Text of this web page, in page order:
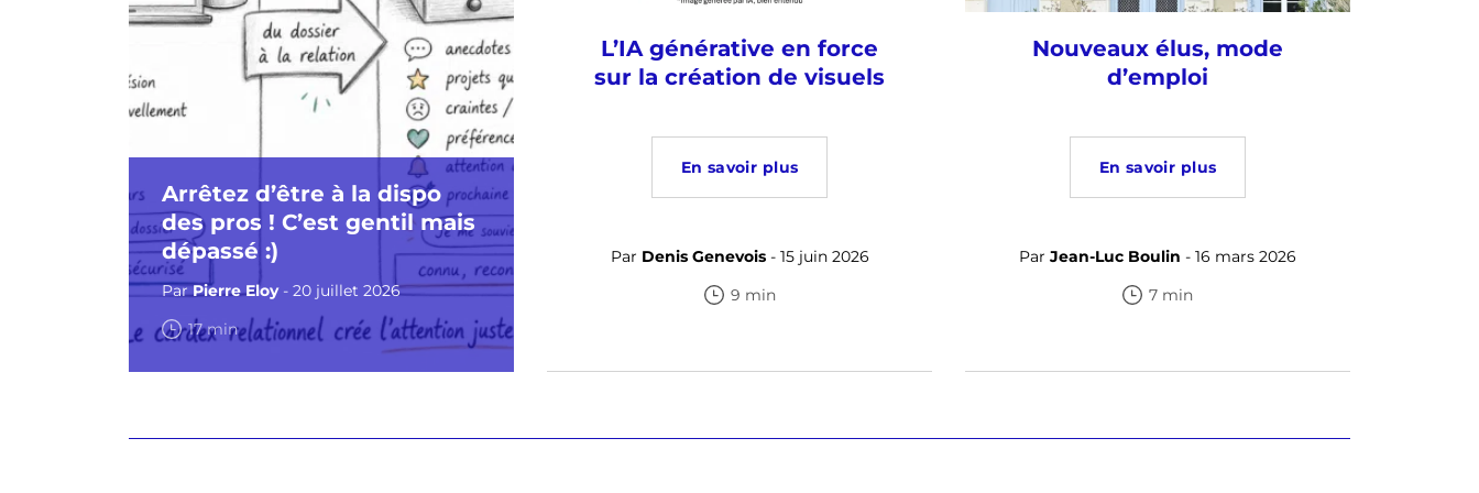
Arrêtez d’être à la dispo
des pros ! C’est gentil mais
dépassé :)
ParPierre Eloy- 20 juillet 2026
17 min
L’IA générative en force
sur la création de visuels
En savoir plus
Par Denis Genevois- 15 juin 2026
9 min
Nouveaux élus, mode
d’emploi
En savoir plus
Par Jean-Luc Boulin - 16 mars 2026
7 min